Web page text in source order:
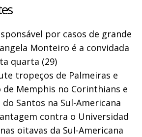
por casos de grande
Monteiro é a convidada
quarta (29)
tropeços de Palmeiras e
Memphis no Corinthians e
Santos na Sul-Americana
contra o Universidad
oitavas da Sul-Americana